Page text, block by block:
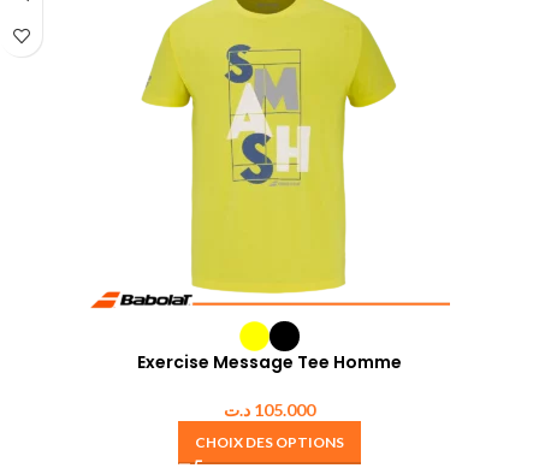
Exercise Message Tee Homme
105.000 د.ت
CHOIX DES OPTIONS